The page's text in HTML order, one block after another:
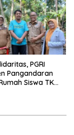
PGRI
Pangandaran
Siswa TK